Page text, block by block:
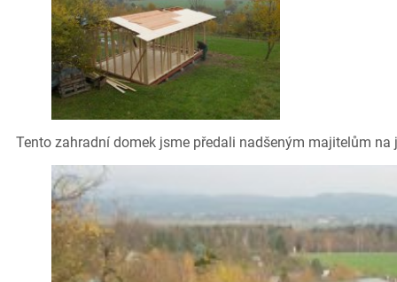
Tento zahradní domek jsme předali nadšeným majitelům